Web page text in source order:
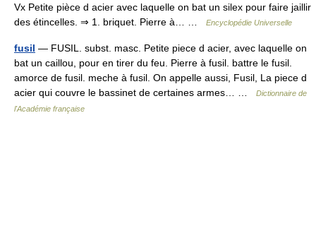
Vx Petite pièce d acier avec laquelle on bat un silex pour faire jaillir
des étincelles. ⇒ 1. briquet. Pierre à… …
Encyclopédie Universelle
fusil — FUSIL. subst. masc. Petite piece d acier, avec laquelle on
bat un caillou, pour en tirer du feu. Pierre à fusil. battre le fusil.
amorce de fusil. meche à fusil. On appelle aussi, Fusil, La piece d
acier qui couvre le bassinet de certaines armes… …
Dictionnaire de
l'Académie française